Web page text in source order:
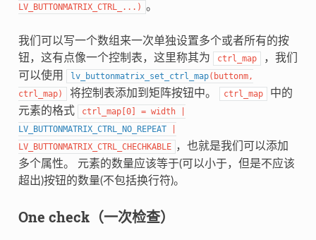
LV_BUTTONMATRIX_CTRL_ ... ) 。
我们可以写一个数组来一次单独设置多个或者所有的按
钮，这有点像一个控制表，这里称其为
ctrl_map
，我们
可以使用
lv_buttonmatrix_set_ctrl_map( buttonm,
ctrl_map) 将控制表添加到矩阵按钮中。 ctrl_map
中的
元素的格式
ctrl_map[0] = width
LV_BUTTONMATRIX_CTRL_NO_REPEAT
LV_BUTTONMATRIX_CTRL_CHECHKABLE ，也就是我们可以添加
多个属性。 元素的数量应该等于(可以小于，但是不应该
超出)按钮的数量(不包括换行符)。
One check（一次检查）